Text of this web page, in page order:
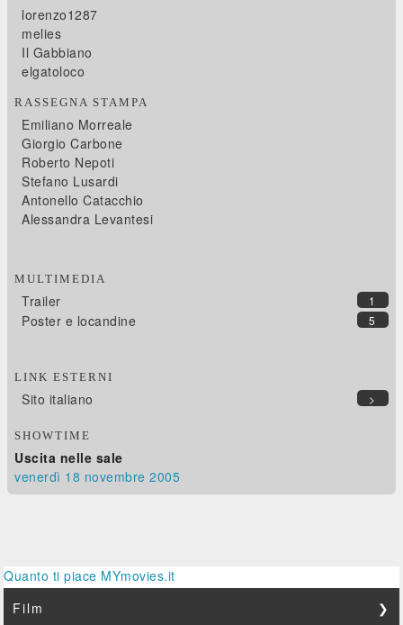
lorenzo1287
melies
Il Gabbiano
elgatoloco
RASSEGNA STAMPA
Emiliano Morreale
Giorgio Carbone
Roberto Nepoti
Stefano Lusardi
Antonello Catacchio
Alessandra Levantesi
MULTIMEDIA
1
Trailer
5
Poster e locandine
LINK ESTERNI
>
Sito italiano
SHOWTIME
Uscita nelle sale
venerdì 18 novembre 2005
Quanto ti piace MYmovies.it
Film
❯